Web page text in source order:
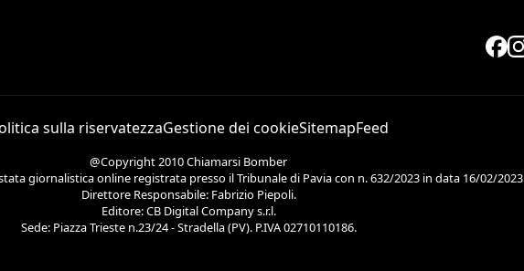
sulla riservatezzaGestione dei cookieSitemapFeed
@Copyright 2010 Chiamarsi Bomber
giornalistica online registrata presso il Tribunale di Pavia con n. 632/2023 in data 16/02/2023
Direttore Responsabile: Fabrizio Piepoli.
Editore: CB Digital Company s.r.l.
Sede: Piazza Trieste n.23/24 - Stradella (PV). P.IVA 02710110186.